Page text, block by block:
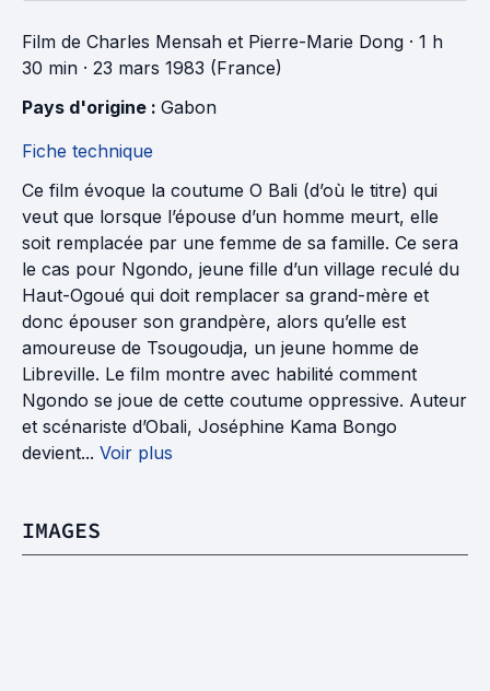
Film de Charles Mensah et Pierre-Marie Dong · 1 h
30 min · 23 mars 1983 (France)
Pays d'origine : Gabon
Fiche technique
Ce film évoque la coutume O Bali (d’où le titre) qui
veut que lorsque l’épouse d’un homme meurt, elle
soit remplacée par une femme de sa famille. Ce sera
le cas pour Ngondo, jeune fille d’un village reculé du
Haut-Ogoué qui doit remplacer sa grand-mère et
donc épouser son grandpère, alors qu’elle est
amoureuse de Tsougoudja, un jeune homme de
Libreville. Le film montre avec habilité comment
Ngondo se joue de cette coutume oppressive. Auteur
et scénariste d’Obali, Joséphine Kama Bongo
devient... Voir plus
IMAGES